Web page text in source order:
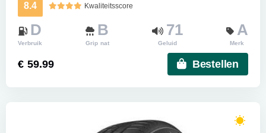
8.4 Kwaliteitsscore
D
Verbruik
B
Grip nat
71
Geluid
A
Merk
€ 59.99 Bestellen